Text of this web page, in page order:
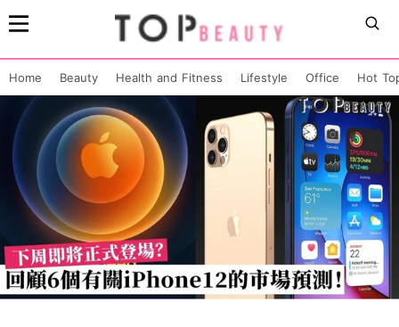
Home Beauty Health and Fitness Lifestyle Office Hot